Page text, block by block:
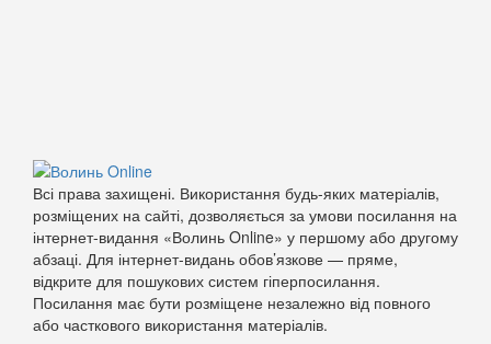
Всі права захищені. Використання будь-яких матеріалів,
розміщених на сайті, дозволяється за умови посилання на
інтернет-видання «Волинь Online» у першому або другому
абзаці. Для інтернет-видань обов’язкове — пряме,
відкрите для пошукових систем гіперпосилання.
Посилання має бути розміщене незалежно від повного
або часткового використання матеріалів.